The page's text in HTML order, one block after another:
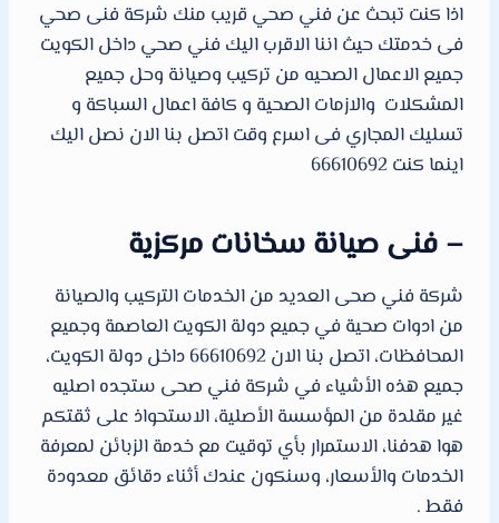
اذا كنت تبحث عن فني صحي قريب منك شركة فنى صحي
فى خدمتك حيث اننا الاقرب اليك فني صحي داخل الكويت
جميع الاعمال الصحيه من تركيب وصيانة وحل جميع
المشكلات والازمات الصحية و كافة اعمال السباكة و
تسليك المجاري فى اسرع وقت اتصل بنا الان نصل اليك
اينما كنت 66610692
– فنى صيانة سخانات مركزية
شركة فني صحى العديد من الخدمات التركيب والصيانة
من ادوات صحية في جميع دولة الكويت العاصمة وجميع
المحافظات، اتصل بنا الان 66610692 داخل دولة الكويت،
جميع هذه الأشياء في شركة فني صحى ستجده اصليه
غير مقلدة من المؤسسة الأصلية، الاستحواذ على ثقتكم
هوا هدفنا، الاستمرار بأي توقيت مع خدمة الزبائن لمعرفة
الخدمات والأسعار، وسنكون عندك أثناء دقائق معدودة
فقط .